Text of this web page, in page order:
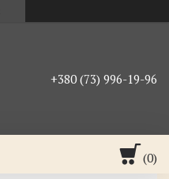
+380 (73) 996-19-96